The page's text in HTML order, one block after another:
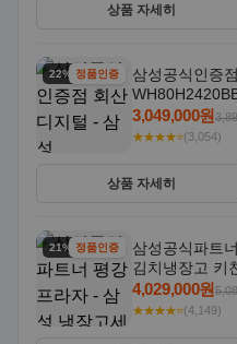
상품 자세히
22% 할인정품인증
삼성공식인증
24kg+20kg 세
3,049,000원
★★★★⭐(3,054)
상품 자세히
21% 할인정품인증
삼성공식파트
김치냉장고 키
주가전 빌트인
4,029,000원
★★★★⭐(4,149)